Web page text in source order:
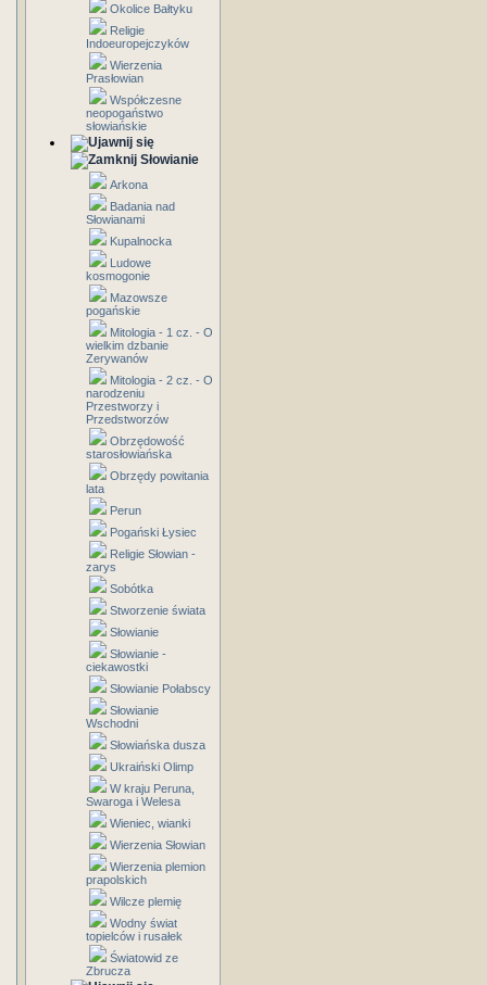
Okolice Bałtyku
Religie
Indoeuropejczyków
Wierzenia
Prasłowian
Współczesne
neopogaństwo
słowiańskie
Słowianie
Arkona
Badania nad
Słowianami
Kupalnocka
Ludowe
kosmogonie
Mazowsze
pogańskie
Mitologia - 1 cz. - O
wielkim dzbanie
Zerywanów
Mitologia - 2 cz. - O
narodzeniu
Przestworzy i
Przedstworzów
Obrzędowość
starosłowiańska
Obrzędy powitania
lata
Perun
Pogański Łysiec
Religie Słowian -
zarys
Sobótka
Stworzenie świata
Słowianie
Słowianie -
ciekawostki
Słowianie Połabscy
Słowianie
Wschodni
Słowiańska dusza
Ukraiński Olimp
W kraju Peruna,
Swaroga i Welesa
Wieniec, wianki
Wierzenia Słowian
Wierzenia plemion
prapolskich
Wilcze plemię
Wodny świat
topielców i rusałek
Światowid ze
Zbrucza